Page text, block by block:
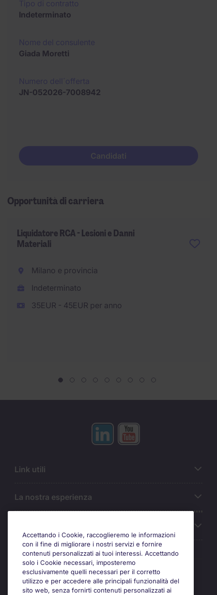
Indeterminato
Giada Moretti
JN-052026-7008942
Candidati
Opportunità di carriera
Liquidatore RCA - Lesioni e Danni
Materiali
Milano e provincia
Indeterminato
35EUR - 45EUR per anno
Link utili
La nostra esperienza
Awards
Accettando i Cookie, raccoglieremo le informazioni
con il fine di migliorare i nostri servizi e fornire
contenuti personalizzati ai tuoi interessi. Accettando
solo i Cookie necessari, imposteremo
esclusivamente quelli necessari per il corretto
utilizzo e per accedere alle principali funzionalità del
sito web, senza fornirti contenuti personalizzati ai